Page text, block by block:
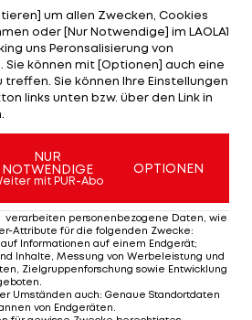
nach ihrem Mountainbike-
dass drei Wirbel
waren. "Es hätte schlimmer
hätte auch ihm Rollstuhl
hatte ich wirklich viele
um allen Zwecken, Cookies
oder [Nur Notwendige] im LAOLA1
uns Peronsalisierung von
können mit [Optionen] auch eine
treffen. Sie können Ihre Einstellungen
links unten bzw. über den Link in
NUR
NOTWENDIGE
mit PUR-Abo
OPTIONEN
verarbeiten personenbezogene Daten, wie
Attribute für die folgenden Zwecke:
Informationen auf einem Endgerät;
Inhalte, Messung von Werbeleistung und
Zielgruppenforschung sowie Entwicklung
.
Umständen auch: Genaue Standortdaten
von Endgeräten.